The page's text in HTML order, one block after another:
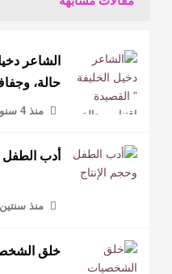
الشاعر
حالة،
الشعري”
منذ 4 سنوات
أدب الطفل
منذ سنتين
خلق